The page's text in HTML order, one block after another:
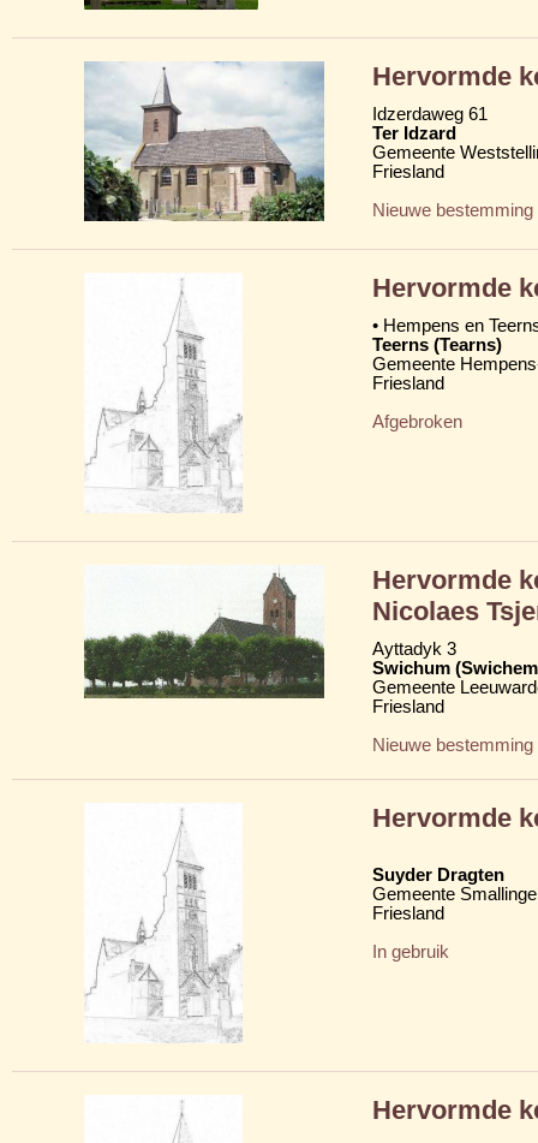
Hervormde
Idzerdaweg 61
Ter Idzard
Gemeente
Friesland
Nieuwe bestemming
Hervormde
• Hempens en
Teerns (Tearns)
Gemeente
Friesland
Afgebroken
Hervormde
Nicolaes
Ayttadyk 3
Swichum
Gemeente
Friesland
Nieuwe bestemming
Hervormde
Suyder Dragten
Gemeente
Friesland
In gebruik
Hervormde